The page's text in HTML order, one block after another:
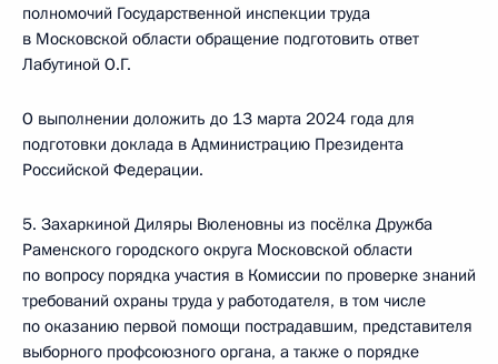
полномочий Государственной инспекции труда
в Московской области обращение подготовить ответ
Лабутиной О.Г.
О выполнении доложить до 13 марта 2024 года для
подготовки доклада в Администрацию Президента
Российской Федерации.
5. Захаркиной Диляры Вюленовны из посёлка Дружба
Раменского городского округа Московской области
по вопросу порядка участия в Комиссии по проверке знаний
требований охраны труда у работодателя, в том числе
по оказанию первой помощи пострадавшим, представителя
выборного профсоюзного органа, а также о порядке